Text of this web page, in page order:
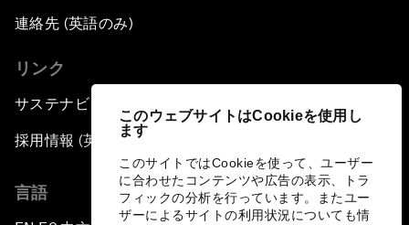
このウェブサイトはCookieを使用し
ます
このサイトではCookieを使って、ユーザー
に合わせたコンテンツや広告の表示、トラ
フィックの分析を行っています。またユー
ザーによるサイトの利用状況についても情
連絡先 (英語のみ)
リンク
サステナビリティへの取り組み
採用情報 (英語のみ)
言語